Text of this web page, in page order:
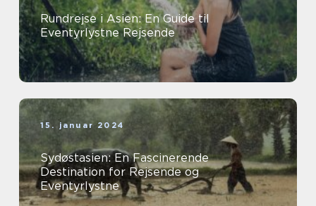
Rundrejse i Asien: En Guide til
Eventyrlystne Rejsende
15. januar 2024
Sydøstasien: En Fascinerende
Destination for Rejsende og
Eventyrlystne